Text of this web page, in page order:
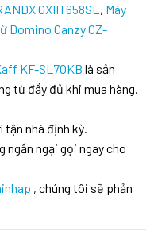
GXIH 658SE, Máy
Domino Canzy CZ-
KF-SL70KB là sản
từ đầy đủ khi mua hàng.
tận nhà định kỳ.
ngần ngại gọi ngay cho
, chúng tôi sẽ phản